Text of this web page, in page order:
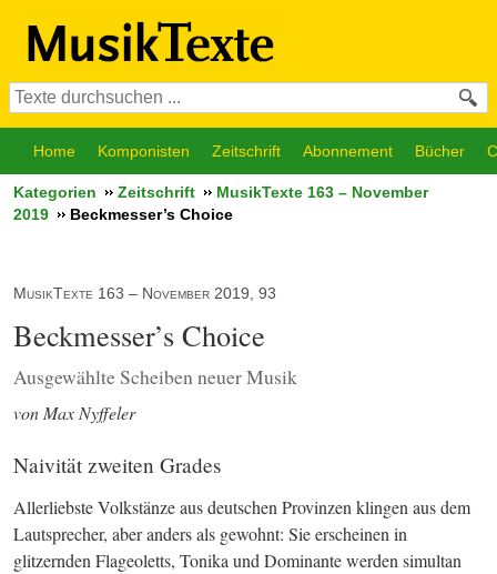
Home Komponisten Zeitschrift Abonnement Bücher
Kategorien Zeitschrift
MusikTexte 163 – November
2019
Beckmesser’s Choice
MusikTexte 163 – November 2019, 93
Beckmesser’s Choice
Ausgewählte Scheiben neuer Musik
von Max Nyffeler
Naivität zweiten Grades
Allerliebste Volkstänze aus deutschen Provinzen klingen aus dem
Lautsprecher, aber anders als gewohnt: Sie erscheinen in
glitzernden Flageoletts, Tonika und Dominante werden simultan